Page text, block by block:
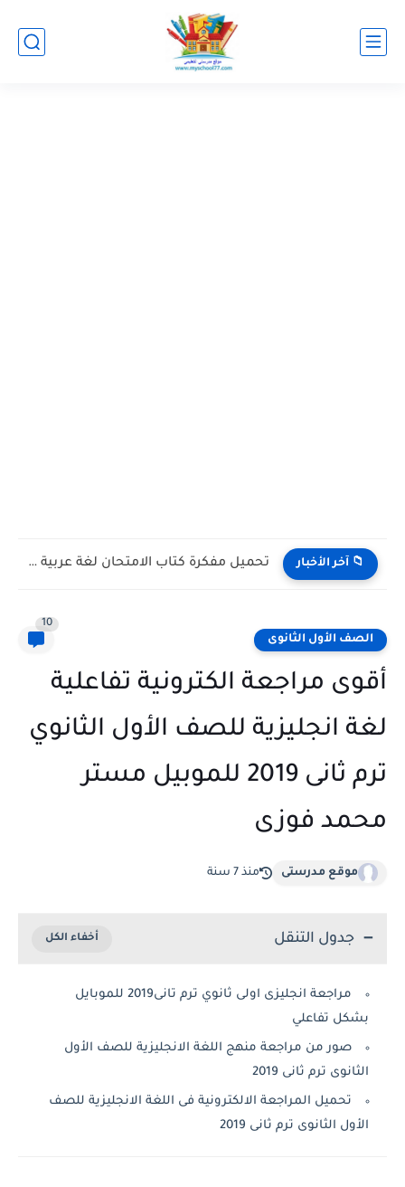
📁 آخر الأخبار تحميل مفكرة كتاب الامتحان لغة عربية الصف الثالث الإعدادي الترم...
الصف الأول الثانوى
10
أقوى مراجعة الكترونية تفاعلية
لغة انجليزية للصف الأول الثانوي
ترم ثانى 2019 للموبيل مستر
محمد فوزى
موقع مدرستى منذ 7 سنة
جدول التنقل
مراجعة انجليزى اولى ثانوي ترم تانى2019 للموبايل
بشكل تفاعلي
صور من مراجعة منهج اللغة الانجليزية للصف الأول
الثانوى ترم ثانى 2019
تحميل المراجعة الالكترونية فى اللغة الانجليزية للصف
الأول الثانوى ترم ثانى 2019